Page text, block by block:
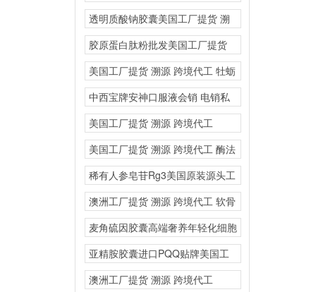
源头厂家保健品OEM
透明质酸钠胶囊美国工厂提货 溯
源 跨境代工
胶原蛋白肽粉批发美国工厂提货
溯源 跨境代工
美国工厂提货 溯源 跨境代工 牡蛎
片人参三鞭美
中西宝牌安神口服液会销 电销私
域
美国工厂提货 溯源 跨境代工
NMN美国原装进
美国工厂提货 溯源 跨境代工 酶法
nmn烟酰胺
稀有人参皂苷Rg3美国原装源头工
厂营养膳食补充剂海
澳洲工厂提货 溯源 跨境代工 软骨
粉氨基葡
麦角硫因胶囊高端奢养年轻化细胞
线粒贴牌美国源头厂家
亚精胺胶囊进口PQQ贴牌美国工
厂提货 溯源 跨
澳洲工厂提货 溯源 跨境代工